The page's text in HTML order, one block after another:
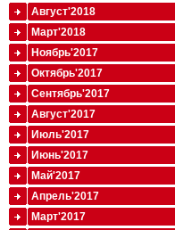
Август'2018
Март'2018
Ноябрь'2017
Октябрь'2017
Сентябрь'2017
Август'2017
Июль'2017
Июнь'2017
Май'2017
Апрель'2017
Март'2017